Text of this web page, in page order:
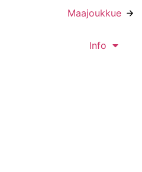
Maajoukkue
Info